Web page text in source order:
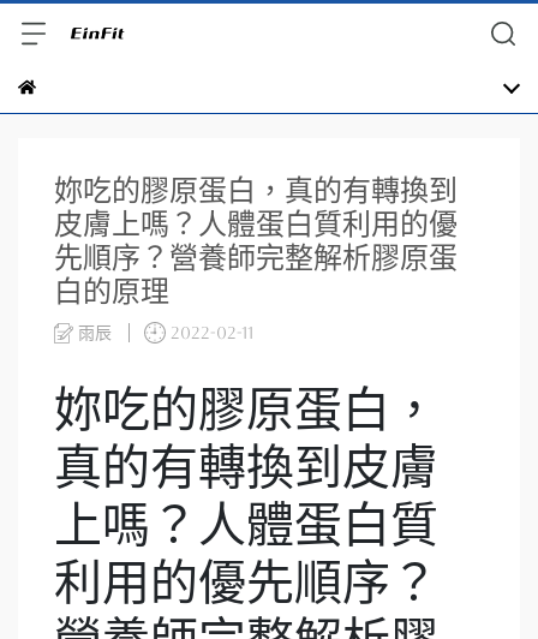
妳吃的膠原蛋白，真的有轉換到
皮膚上嗎？人體蛋白質利用的優
先順序？營養師完整解析膠原蛋
白的原理
雨辰 2022-02-11
妳吃的膠原蛋白，
真的有轉換到皮膚
上嗎？人體蛋白質
利用的優先順序？